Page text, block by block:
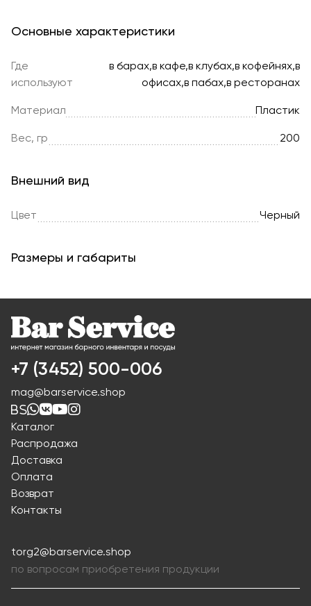
Основные характеристики
Где
используют
в барах,в кафе,в клубах,в кофейнях,в
офисах,в пабах,в ресторанах
Материал Пластик
Вес, гр 200
Внешний вид
Цвет Черный
Размеры и габариты
+7 (3452) 500-006
mag@barservice.shop
Каталог
Распродажа
Доставка
Оплата
Возврат
Контакты
torg2@barservice.shop
по вопросам приобретения продукции